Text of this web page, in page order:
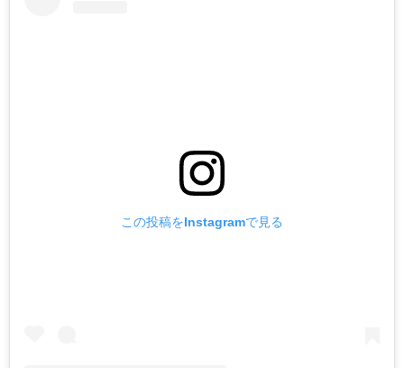
この投稿をInstagramで見る